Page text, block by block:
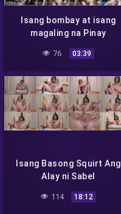
Isang bombay at isang
magaling na Pinay
76 03:39
Isang Basong Squirt Ang
Alay ni Sabel
114 18:12